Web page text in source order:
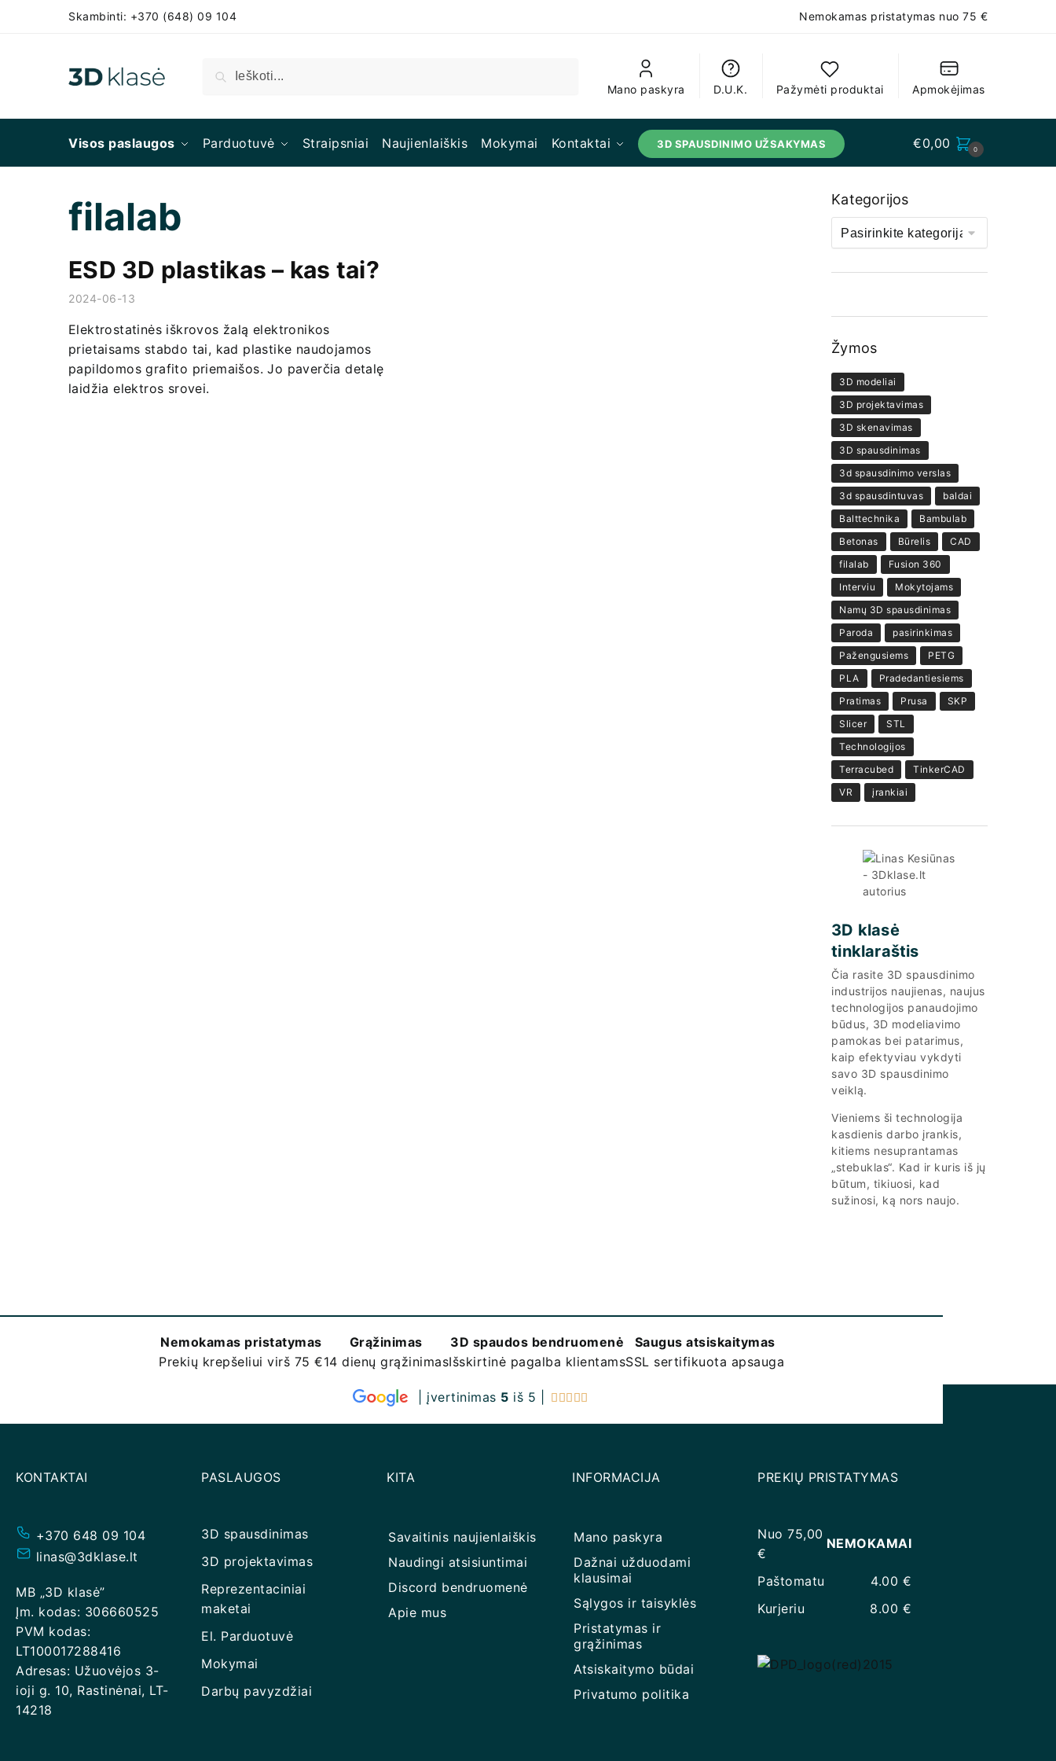
Skambinti: +370 (648) 09 104 Nemokamas pristatymas nuo 75 €
Ieškoti
Mano paskyra
D.U.K. Pažymėti produktai Apmokėjimas
Visos paslaugos Parduotuvė Straipsniai Naujienlaiškis Mokymai Kontaktai 3D SPAUSDINIMO UŽSAKYMAS €0,00 0
filalab
ESD 3D plastikas – kas tai?
2024-06-13
Elektrostatinės iškrovos žalą elektronikos
prietaisams stabdo tai, kad plastike naudojamos
papildomos grafito priemaišos. Jo paverčia detalę
laidžia elektros srovei.
Kategorijos
Žymos
3D modeliai
3D projektavimas
3D skenavimas
3D spausdinimas
3d spausdinimo verslas
3d spausdintuvas
baldai
Balttechnika
Bambulab
Betonas
Būrelis
CAD
filalab
Fusion 360
Interviu
Mokytojams
Namų 3D spausdinimas
Paroda
pasirinkimas
Pažengusiems
PETG
PLA
Pradedantiesiems
Pratimas
Prusa
SKP
Slicer
STL
Technologijos
Terracubed
TinkerCAD
VR
įrankiai
3D klasė
tinklaraštis
Čia rasite 3D spausdinimo
industrijos naujienas, naujus
technologijos panaudojimo
būdus, 3D modeliavimo
pamokas bei patarimus,
kaip efektyviau vykdyti
savo 3D spausdinimo
veiklą.
Vieniems ši technologija
kasdienis darbo įrankis,
kitiems nesuprantamas
„stebuklas“. Kad ir kuris iš jų
būtum, tikiuosi, kad
sužinosi, ką nors naujo.
Nemokamas pristatymas
Prekių krepšeliui virš 75 €
Grąžinimas
14 dienų grąžinimas
3D spaudos bendruomenė
Išskirtinė pagalba klientams
Saugus atsiskaitymas
SSL sertifikuota apsauga
| įvertinimas 5 iš 5 |     
KONTAKTAI
+370 648 09 104
linas@3dklase.lt
MB „3D klasė”
Įm. kodas: 306660525
PVM kodas:
LT100017288416
Adresas: Užuovėjos 3-
ioji g. 10, Rastinėnai, LT-
14218
PASLAUGOS
3D spausdinimas
3D projektavimas
Reprezentaciniai
maketai
El. Parduotuvė
Mokymai
Darbų pavyzdžiai
KITA
Savaitinis naujienlaiškis
Naudingi atsisiuntimai
Discord bendruomenė
Apie mus
INFORMACIJA
Mano paskyra
Dažnai užduodami
klausimai
Sąlygos ir taisyklės
Pristatymas ir
grąžinimas
Atsiskaitymo būdai
Privatumo politika
PREKIŲ PRISTATYMAS
Nuo 75,00
€
NEMOKAMAI
Paštomatu
4.00 €
Kurjeriu
8.00 €